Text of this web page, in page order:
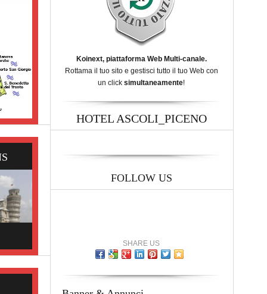
Koinext, piattaforma Web Multi-canale.
Rottama il tuo sito e gestisci tutto il tuo Web con
un click simultaneamente!
HOTEL ASCOLI_PICENO
FOLLOW US
SHARE US